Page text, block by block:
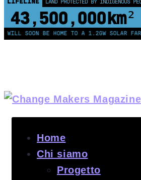
LAND PROTECTED BY INDIGENOUS
43,500,000km²
BE HOME TO A 1.2GW SOLAR FARM
Home
Chi siamo
Progetto